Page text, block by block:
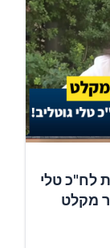
לח"כ טלי
מקלט